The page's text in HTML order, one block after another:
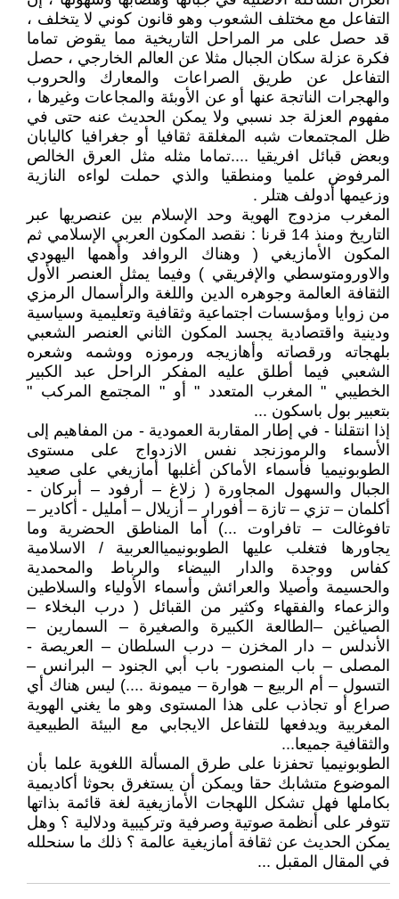
التفاعل مع مختلف الشعوب وهو قانون كوني لا يتخلف ،
قد حصل على مر المراحل التاريخية مما يقوض تماما
فكرة عزلة سكان الجبال مثلا عن العالم الخارجي ، حصل
التفاعل عن طريق الصراعات والمعارك والحروب
والهجرات الناتجة عنها أو عن الأوبئة والمجاعات وغيرها ،
مفهوم العزلة جد نسبي ولا يمكن الحديث عنه حتى في
ظل المجتمعات شبه المغلقة ثقافيا أو جغرافيا كاليابان
وبعض قبائل افريقيا ....تماما مثله مثل العرق الخالص
المرفوض علميا ومنطقيا والذي حملت لواءه النازية
وزعيمها أدولف هتلر .
المغرب مزدوج الهوية وحد الإسلام بين عنصريها عبر
التاريخ ومنذ 14 قرنا : نقصد المكون العربي الإسلامي ثم
المكون الأمازيغي ( وهناك الروافد وأهمها اليهودي
والاورومتوسطي والإفريقي ) وفيما يمثل العنصر الأول
الثقافة العالمة وجوهره الدين واللغة والرأسمال الرمزي
من زوايا ومؤسسات اجتماعية وثقافية وتعليمية وسياسية
ودينية واقتصادية يجسد المكون الثاني العنصر الشعبي
بلهجاته ورقصاته وأهازيجه ورموزه ووشمه وشعره
الشعبي فيما أطلق عليه المفكر الراحل عبد الكبير
الخطيبي " المغرب المتعدد " أو " المجتمع المركب "
بتعبير بول باسكون ...
إذا انتقلنا - في إطار المقاربة العمودية - من المفاهيم إلى
الأسماء والرموزنجد نفس الازدواج على مستوى
الطوبونيميا فأسماء الأماكن أغلبها أمازيغي على صعيد
الجبال والسهول المجاورة ( زلاغ – أرفود – أبركان -
أكلمان – تزي – تازة – أفورار – أزيلال – أمليل - أكادير –
تافوغالت – تافراوت ...) أما المناطق الحضرية وما
يجاورها فتغلب عليها الطوبونيمياالعربية / الاسلامية
كفاس ووجدة والدار البيضاء والرباط والمحمدية
والحسيمة وأصيلا والعرائش وأسماء الأولياء والسلاطين
والزعماء والفقهاء وكثير من القبائل ( درب البخلاء –
الصياغين –الطالعة الكبيرة والصغيرة – السمارين –
الأندلس – دار المخزن – درب السلطان – العريصة -
المصلى – باب المنصور- باب أبي الجنود – البرانس –
التسول – أم الربيع – هوارة – ميمونة ....) ليس هناك أي
صراع أو تجاذب على هذا المستوى وهو ما يغني الهوية
المغربية ويدفعها للتفاعل الايجابي مع البيئة الطبيعية
والثقافية جميعا...
الطوبونيميا تحفزنا على طرق المسألة اللغوية علما بأن
الموضوع متشابك حقا ويمكن أن يستغرق بحوثا أكاديمية
بكاملها فهل تشكل اللهجات الأمازيغية لغة قائمة بذاتها
تتوفر على أنظمة صوتية وصرفية وتركيبية ودلالية ؟ وهل
يمكن الحديث عن ثقافة أمازيغية عالمة ؟ ذلك ما سنحلله
في المقال المقبل ...